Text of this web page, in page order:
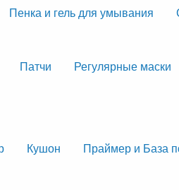
Пенка и гель для умывания
Патчи Регулярные маски
Кушон Праймер и База